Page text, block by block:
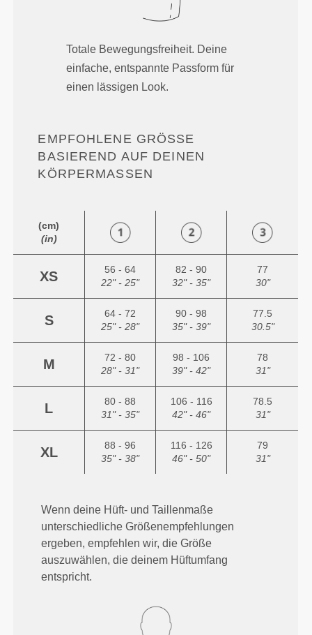
Totale Bewegungsfreiheit. Deine
einfache, entspannte Passform für
einen lässigen Look.
EMPFOHLENE GRÖSSE B
ASIEREND AUF DEINEN K
ÖRPERMASSEN
(cm)
(in)
XS
56 - 64
22" - 25"
82 - 90
32" - 35"
77
30"
S
64 - 72
25" - 28"
90 - 98
35" - 39"
77.5
30.5"
M
72 - 80
28" - 31"
98 - 106
39" - 42"
78
31"
L
80 - 88
31" - 35"
106 - 116
42" - 46"
78.5
31"
XL
88 - 96
35" - 38"
116 - 126
46" - 50"
79
31"
Wenn deine Hüft- und Taillenmaße
unterschiedliche Größenempfehlungen
ergeben, empfehlen wir, die Größe
auszuwählen, die deinem Hüftumfang
entspricht.